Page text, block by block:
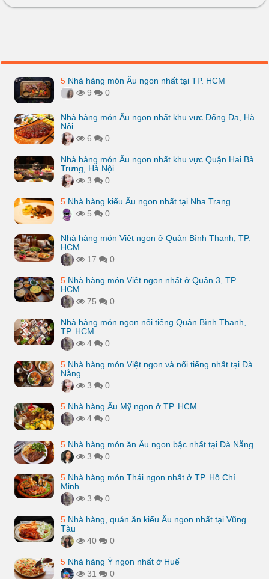
5 Nhà hàng món Âu ngon nhất tại TP. HCM
9
0
Nhà hàng món Âu ngon nhất khu vực Đống Đa, Hà
Nội
6
0
Nhà hàng món Âu ngon nhất khu vực Quận Hai Bà
Trưng, Hà Nội
3
0
5 Nhà hàng kiểu Âu ngon nhất tại Nha Trang
5
0
Nhà hàng món Việt ngon ở Quận Bình Thạnh, TP.
HCM
17
0
5 Nhà hàng món Việt ngon nhất ở Quận 3, TP.
HCM
75
0
Nhà hàng món ngon nổi tiếng Quận Bình Thạnh,
TP. HCM
4
0
5 Nhà hàng món Việt ngon và nổi tiếng nhất tại Đà
Nẵng
3
0
5 Nhà hàng Âu Mỹ ngon ở TP. HCM
4
0
5 Nhà hàng món ăn Âu ngon bậc nhất tại Đà Nẵng
3
0
5 Nhà hàng món Thái ngon nhất ở TP. Hồ Chí
Minh
3
0
5 Nhà hàng, quán ăn kiểu Âu ngon nhất tại Vũng
Tàu
40
0
5 Nhà hàng Ý ngon nhất ở Huế
31
0